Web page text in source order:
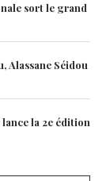
sort le grand
Alassane Séidou
la 2e édition